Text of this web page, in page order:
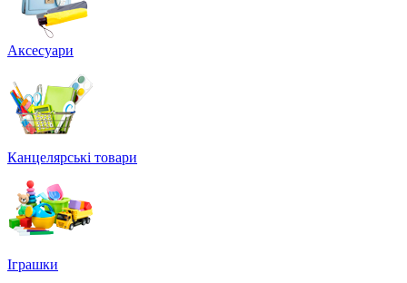
Аксесуари
Канцелярські товари
Іграшки